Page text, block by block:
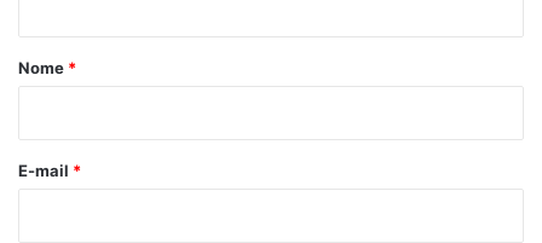
r
*
Nome *
E-mail *